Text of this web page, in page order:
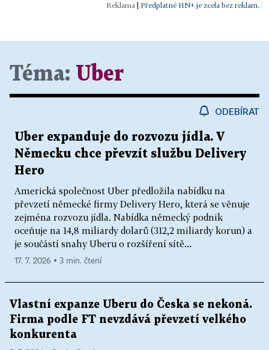
Předplatné HN+ je zcela bez reklam.
Téma: Uber
ODEBÍRAT
Uber expanduje do rozvozu jídla. V
Německu chce převzít službu Delivery
Hero
Americká společnost Uber předložila nabídku na
převzetí německé firmy Delivery Hero, která se věnuje
zejména rozvozu jídla. Nabídka německý podnik
oceňuje na 14,8 miliardy dolarů (312,2 miliardy korun) a
je součástí snahy Uberu o rozšíření sítě...
17. 7. 2026 ▪ 3 min. čtení
Vlastní expanze Uberu do Česka se nekoná.
Firma podle FT nevzdává převzetí velkého
konkurenta